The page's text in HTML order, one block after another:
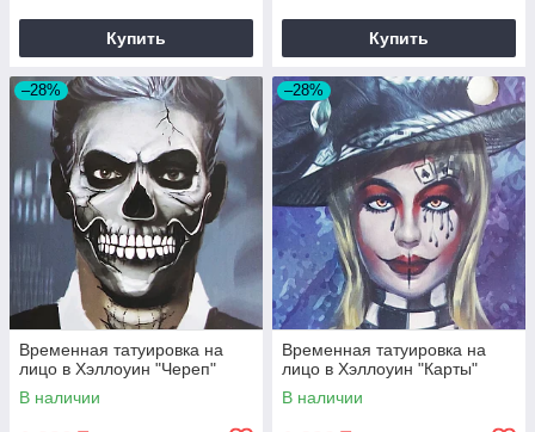
Купить Купить
–28%
Временная татуировка на
лицо в Хэллоуин "Череп"
В наличии
–28%
Временная татуировка на
лицо в Хэллоуин "Карты"
В наличии